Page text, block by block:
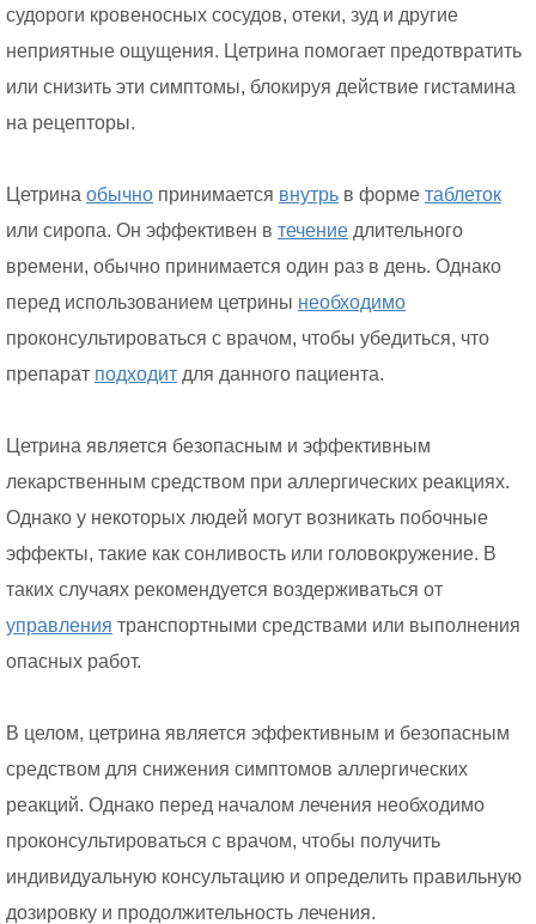
судороги кровеносных сосудов, отеки, зуд и другие
неприятные ощущения. Цетрина помогает предотвратить
или снизить эти симптомы, блокируя действие гистамина
на рецепторы.
Цетрина обычно принимается внутрь в форме таблеток
или сиропа. Он эффективен в течение длительного
времени, обычно принимается один раз в день. Однако
перед использованием цетрины необходимо
проконсультироваться с врачом, чтобы убедиться, что
препарат подходит для данного пациента.
Цетрина является безопасным и эффективным
лекарственным средством при аллергических реакциях.
Однако у некоторых людей могут возникать побочные
эффекты, такие как сонливость или головокружение. В
таких случаях рекомендуется воздерживаться от
управления транспортными средствами или выполнения
опасных работ.
В целом, цетрина является эффективным и безопасным
средством для снижения симптомов аллергических
реакций. Однако перед началом лечения необходимо
проконсультироваться с врачом, чтобы получить
индивидуальную консультацию и определить правильную
дозировку и продолжительность лечения.